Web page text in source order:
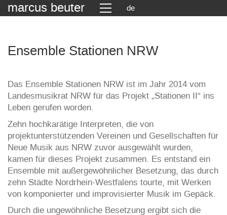
marcus beuter de
Ensemble Stationen NRW
Das Ensemble Stationen NRW ist im Jahr 2014 vom
Landesmusikrat NRW für das Projekt „Stationen II“ ins
Leben gerufen worden.
Zehn hochkarätige Interpreten, die von
projektunterstützenden Vereinen und Gesellschaften für
Neue Musik aus NRW zuvor ausgewählt wurden,
kamen für dieses Projekt zusammen. Es entstand ein
Ensemble mit außergewöhnlicher Besetzung, das durch
zehn Städte Nordrhein-Westfalens tourte, mit Werken
von komponierter und improvisierter Musik im Gepäck.
Durch die ungewöhnliche Besetzung ergibt sich die